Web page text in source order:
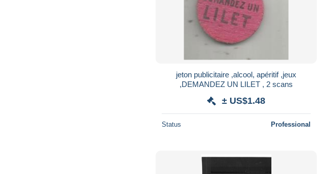
jeton publicitaire ,alcool, apéritif ,jeux
,DEMANDEZ UN LILET , 2 scans
± US$1.48
Status Professional